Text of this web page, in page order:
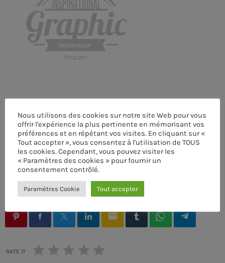
MEMBRES DE L’ÉQUIPE
PRIVACY POLICY
CUSTOM PLAYER
RALIEZOT 92
ÉCRIT PAR:ADMIN
email
RATE IT
Nous utilisons des cookies sur notre site Web pour vous
offrir l'expérience la plus pertinente en mémorisant vos
préférences et en répétant vos visites. En cliquant sur «
Tout accepter », vous consentez à l'utilisation de TOUS
les cookies. Cependant, vous pouvez visiter les
« Paramètres des cookies » pour fournir un
consentement contrôlé.
Paramètres Cookie Tout accepter